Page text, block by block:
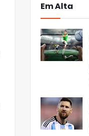
Em Alta